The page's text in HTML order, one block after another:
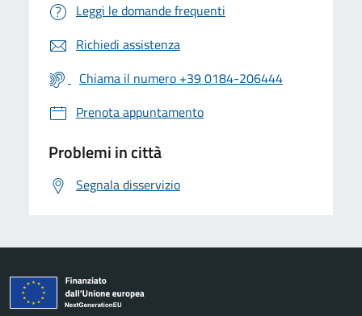
Leggi le domande frequenti
Richiedi assistenza
Chiama il numero +39 0184-206444
Prenota appuntamento
Problemi in città
Segnala disservizio